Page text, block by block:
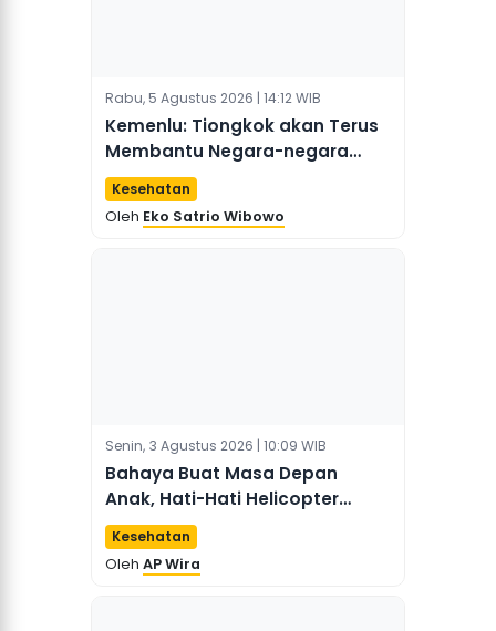
Rabu, 5 Agustus 2026 | 14:12 WIB
Kemenlu: Tiongkok akan Terus
Membantu Negara-negara
Afrika dalam Memerangi Ebola
Kesehatan
Oleh Eko Satrio Wibowo
Senin, 3 Agustus 2026 | 10:09 WIB
Bahaya Buat Masa Depan
Anak, Hati-Hati Helicopter
Parenting
Kesehatan
Oleh AP Wira